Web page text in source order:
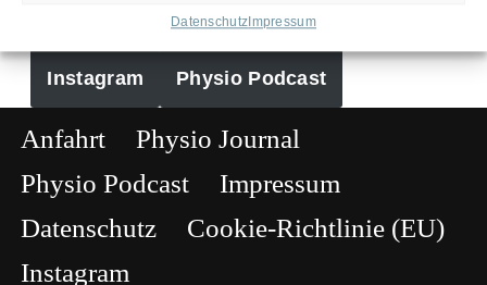
Datenschutz Impressum
Instagram Physio Podcast
Anfahrt
Physio Journal
Physio Podcast
Impressum
Datenschutz
Cookie-Richtlinie (EU)
Instagram